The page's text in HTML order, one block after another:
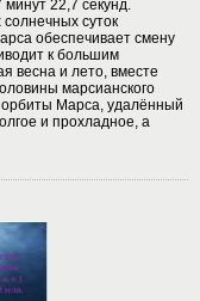
22,7 секунд.
суток
обеспечивает смену
к большим
весна и лето, вместе
марсианского
орбиты Марса, удалённый
и прохладное, а